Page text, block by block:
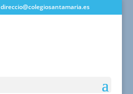
direccio@colegiosantamaria.es